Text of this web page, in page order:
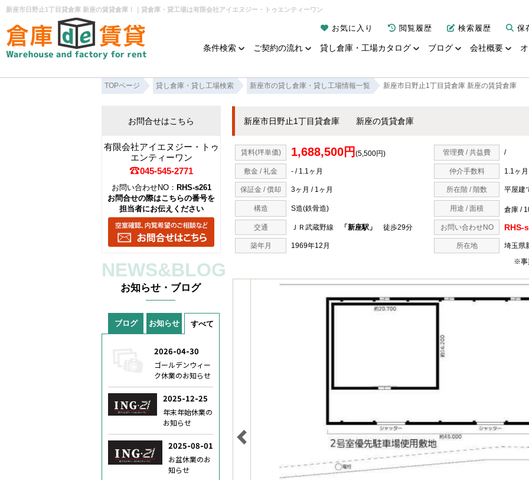
新座市日野止1丁目貸倉庫 新座の賃貸倉庫！｜貸倉庫・貸工場は有限会社アイエヌジー・トゥエンティーワン
お気に入り 閲覧履歴 検索履歴 保
条件検索 ご契約の流れ 貸し倉庫・工場カタログ ブログ 会社概要
TOPページ 貸し倉庫・貸し工場検索 新座市の貸し倉庫・貸し工場情報一覧 新座市日野止1丁目貸倉庫 新座の賃貸倉庫
新座市日野止1丁目貸倉庫 新座の賃貸倉庫
賃料(坪単価) 1,688,500円 (5,500円) 管理費 / 共益費 /
敷金 / 礼金 - / 1.1ヶ月 仲介手数料 1.1ヶ月
保証金 / 償却 3ヶ月 / 1ヶ月 所在階 / 階数 平屋建
構造 S造(鉄骨造) 用途 / 面積 倉庫 /
交通 ＪＲ武蔵野線 「新座駅」 徒歩29分 お問い合わせNO RHS-
築年月 1969年12月 所在地 埼玉県
※事
お問合せはこちら
有限会社アイエヌジー・トゥ
エンティーワン
045-545-2771
お問い合わせNO： RHS-s261
お問合せの際はこちらの番号を
担当者にお伝えください
NEWS&BLOG
お知らせ・ブログ
すべて
お知らせ
ブログ